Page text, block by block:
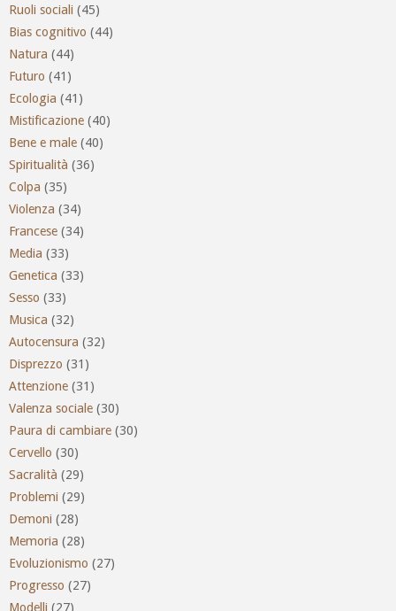
Ruoli sociali (45)
Bias cognitivo (44)
Natura (44)
Futuro (41)
Ecologia (41)
Mistificazione (40)
Bene e male (40)
Spiritualità (36)
Colpa (35)
Violenza (34)
Francese (34)
Media (33)
Genetica (33)
Sesso (33)
Musica (32)
Autocensura (32)
Disprezzo (31)
Attenzione (31)
Valenza sociale (30)
Paura di cambiare (30)
Cervello (30)
Sacralità (29)
Problemi (29)
Demoni (28)
Memoria (28)
Evoluzionismo (27)
Progresso (27)
Modelli (27)